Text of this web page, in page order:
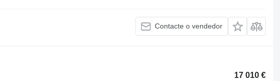
Contacte o vendedor
17 010 €